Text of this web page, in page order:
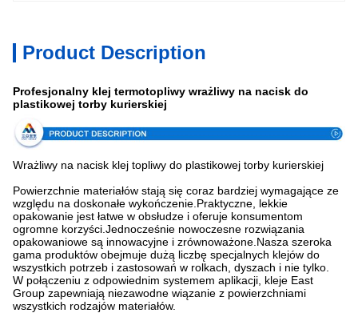
Product Description
Profesjonalny klej termotopliwy wrażliwy na nacisk do
plastikowej torby kurierskiej
Wrażliwy na nacisk klej topliwy do plastikowej torby kurierskiej
Powierzchnie materiałów stają się coraz bardziej wymagające ze
względu na doskonałe wykończenie.Praktyczne, lekkie
opakowanie jest łatwe w obsłudze i oferuje konsumentom
ogromne korzyści.Jednocześnie nowoczesne rozwiązania
opakowaniowe są innowacyjne i zrównoważone.Nasza szeroka
gama produktów obejmuje dużą liczbę specjalnych klejów do
wszystkich potrzeb i zastosowań w rolkach, dyszach i nie tylko.
W połączeniu z odpowiednim systemem aplikacji, kleje East
Group zapewniają niezawodne wiązanie z powierzchniami
wszystkich rodzajów materiałów.